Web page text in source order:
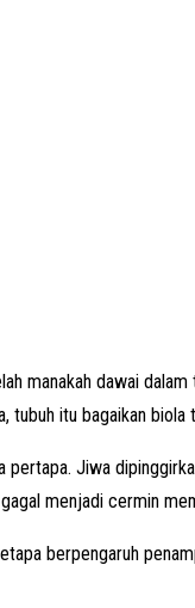
manakah dawai
tubuh itu bagaikan biola
Jiwa
menjadi cermin
berpengaruh